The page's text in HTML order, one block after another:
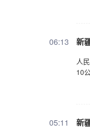
06:13 新
人
10
05:11 新